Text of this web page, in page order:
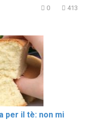
0 413
per il tè: non mi